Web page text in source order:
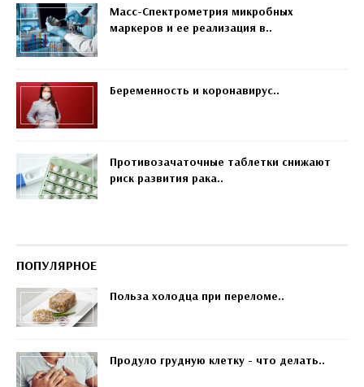
Масс-Спектрометрия микробных
маркеров и ее реализация в..
Беременность и коронавирус..
Противозачаточные таблетки снижают
риск развития рака..
ПОПУЛЯРНОЕ
Польза холодца при переломе..
Продуло грудную клетку - что делать..